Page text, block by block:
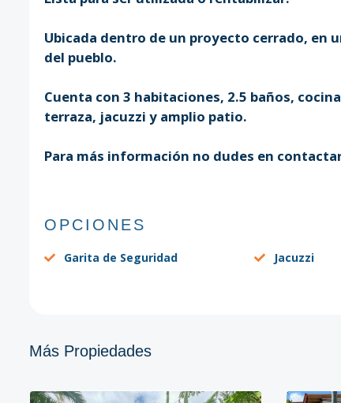
Ubicada dentro de un proyecto cerrado, en
del pueblo.
Cuenta con 3 habitaciones, 2.5 baños,
terraza, jacuzzi y amplio patio.⁣
Para más información no dudes en
OPCIONES
Garita de Seguridad Jacuzzi
Más Propiedades